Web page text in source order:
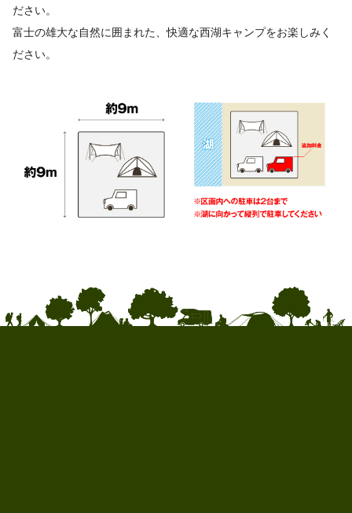
ださい。
富士の雄大な自然に囲まれた、快適な西湖キャンプをお楽しみく
ださい。